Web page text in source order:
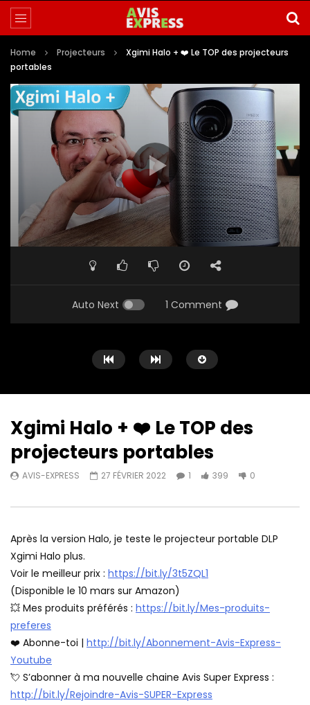
Home Projecteurs
Xgimi Halo + ❤️ Le TOP des projecteurs
portables
Auto Next 1 Comment
Watch Later
LCD 720p
0
Express ❤️
424
Xgimi Halo + ❤️ Le TOP des
projecteurs portables
AVIS-EXPRESS 27 FÉVRIER 2022 1 399 0
Après la version Halo, je teste le projecteur portable DLP
Xgimi Halo plus.
Voir le meilleur prix : https://bit.ly/3t5ZQL1
(Disponible le 10 mars sur Amazon)
💥 Mes produits préférés : https://bit.ly/Mes-produits-
preferes
❤️ Abonne-toi | http://bit.ly/Abonnement-Avis-Express-
Youtube
💘 S’abonner à ma nouvelle chaine Avis Super Express :
http://bit.ly/Rejoindre-Avis-SUPER-Express